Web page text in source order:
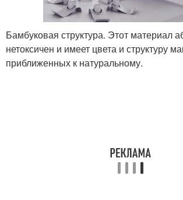
Бамбуковая структура. Этот материал
нетоксичен и имеет цвета и структуру
приближенных к натуральному.